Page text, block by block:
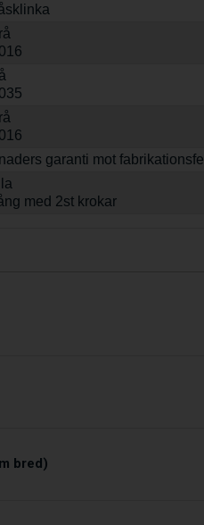
garanti mot fabrikationsfel
med 2st krokar
bred)